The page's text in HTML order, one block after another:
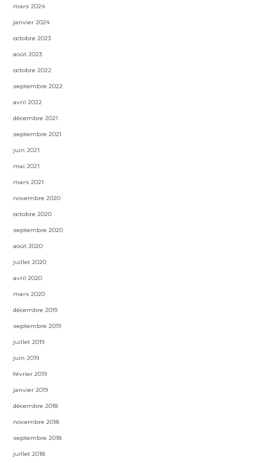
mars 2024
janvier 2024
octobre 2023
août 2023
octobre 2022
septembre 2022
avril 2022
décembre 2021
septembre 2021
juin 2021
mai 2021
mars 2021
novembre 2020
octobre 2020
septembre 2020
août 2020
juillet 2020
avril 2020
mars 2020
décembre 2019
septembre 2019
juillet 2019
juin 2019
février 2019
janvier 2019
décembre 2018
novembre 2018
septembre 2018
juillet 2018